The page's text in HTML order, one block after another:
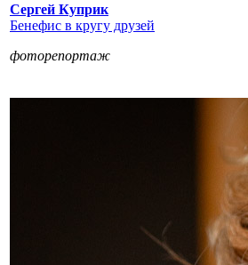
Сергей Куприк
Бенефис в кругу друзей
фоторепортаж